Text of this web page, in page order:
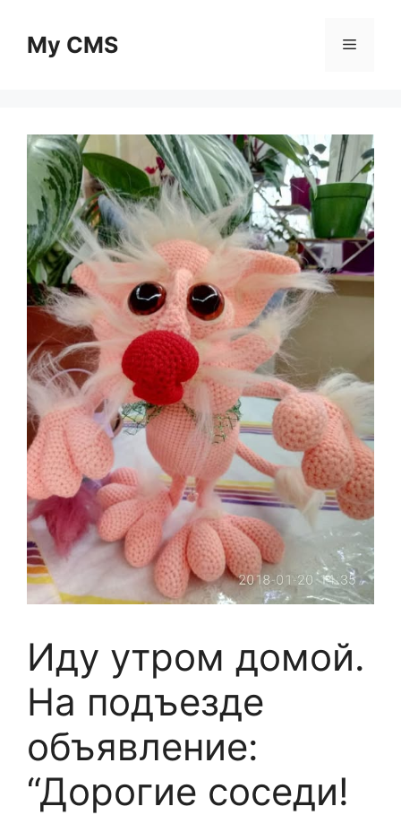
contentMy CMS Menu
Иду утром домой.
На подъезде
объявление:
“Дорогие соседи!